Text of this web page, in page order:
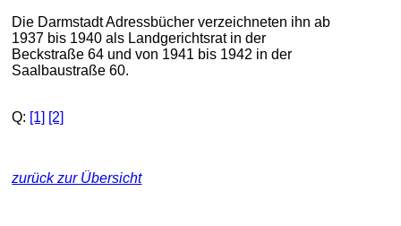
Die Darmstadt Adressbücher verzeichneten ihn ab
1937 bis 1940 als Landgerichtsrat in der
Beckstraße 64 und von 1941 bis 1942 in der
Saalbaustraße 60.
Q: [1] [2]
zurück zur Übersicht